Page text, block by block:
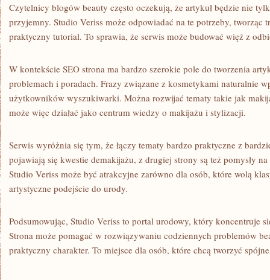
Czytelnicy blogów beauty często oczekują, że artykuł będzie nie
przyjemny. Studio Veriss może odpowiadać na te potrzeby, tworząc
praktyczny tutorial. To sprawia, że serwis może budować więź z
W kontekście SEO strona ma bardzo szerokie pole do tworzenia
problemach i poradach. Frazy związane z kosmetykami naturalnie
użytkowników wyszukiwarki. Można rozwijać tematy takie jak
może więc działać jako centrum wiedzy o makijażu i stylizacji.
Serwis wyróżnia się tym, że łączy tematy bardzo praktyczne z
pojawiają się kwestie demakijażu, z drugiej strony są też pomysły
Studio Veriss może być atrakcyjne zarówno dla osób, które wolą
artystyczne podejście do urody.
Podsumowując, Studio Veriss to portal urodowy, który koncentruje
Strona może pomagać w rozwiązywaniu codziennych problemów
praktyczny charakter. To miejsce dla osób, które chcą tworzyć